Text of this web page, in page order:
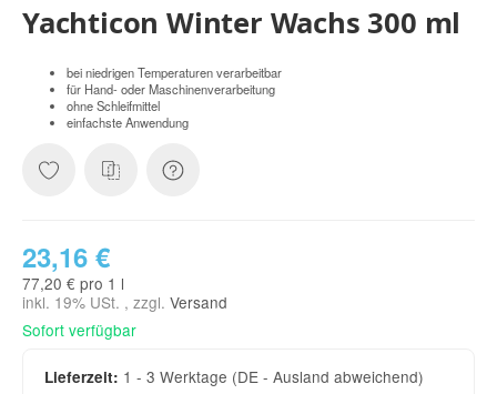
Yachticon Winter Wachs 300 ml
bei niedrigen Temperaturen verarbeitbar
für Hand- oder Maschinenverarbeitung
ohne Schleifmittel
einfachste Anwendung
23,16 €
77,20 € pro 1 l
inkl. 19% USt. , zzgl. Versand
Sofort verfügbar
Lieferzeit: 1 - 3 Werktage (DE - Ausland abweichend)